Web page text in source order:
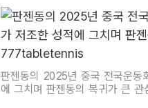
판젠동의 2025년 중국 전국운동
에 그치며 판젠동의 복귀가 큰